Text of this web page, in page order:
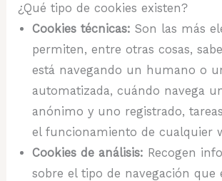
¿Qué tipo de cookies existen?
Cookies técnicas: Son las más
permiten, entre otras cosas,
está navegando un humano o
automatizada, cuándo navega
anónimo y uno registrado,
el funcionamiento de cualquier
Cookies de análisis: Recogen
sobre el tipo de navegación que